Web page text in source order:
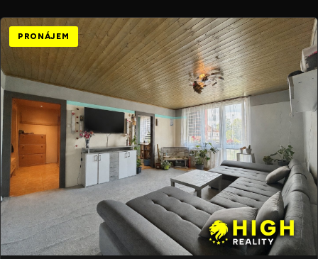
PRONÁJEM